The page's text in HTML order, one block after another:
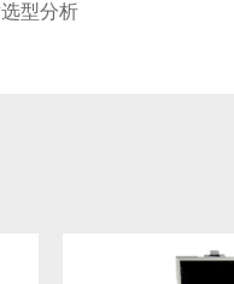
型分析